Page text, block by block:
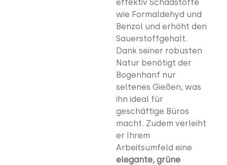
effektiv Schadstoffe
wie Formaldehyd und
Benzol und erhöht den
Sauerstoffgehalt.
Dank seiner robusten
Natur benötigt der
Bogenhanf nur
seltenes Gießen, was
ihn ideal für
geschäftige Büros
macht. Zudem verleiht
er Ihrem
Arbeitsumfeld eine
elegante, grüne